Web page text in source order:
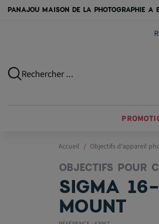
PANAJOU MAISON DE LA PHOTOGRAPHIE A
Rechercher ...
Accueil Objectifs d'appareil
OBJECTIFS POUR
SIGMA
MOUNT